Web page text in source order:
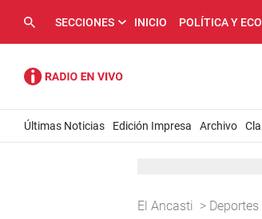
SECCIONES INICIO POLÍTICA Y
Últimas Noticias Edición Impresa Archivo
El Ancasti > Deportes